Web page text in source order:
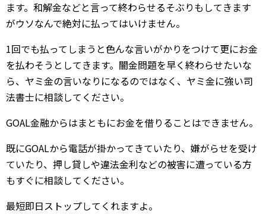
ます。和解金などと言って終わらせるそぶりもしてきます
がウソなんで絶対に払ってはいけません。
1回でも払ってしまうと色んな言いがかりをつけて更にお金
を払わそうとしてきます。闇金問題を早く終わらせたいな
ら、ヤミ金の言いなりになるのではなく、ヤミ金に強い司
法書士に相談してください。
GOAL金融からはまともにお金を借りることはできません。
既にGOALから電話が掛かってきていたり、嫌がらせを受け
ていたり、押し貸しや違法金利などの被害に遭っている方
もすぐに相談してください。
最短即日ストップしてくれますよ。